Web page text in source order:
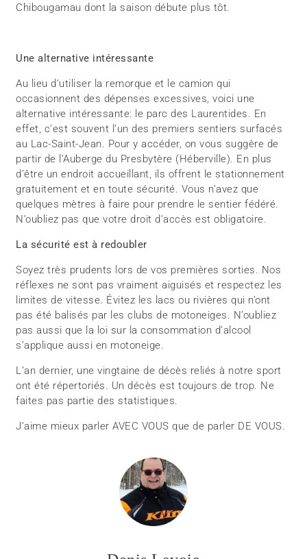
Chibougamau dont la saison débute plus tôt.
Une alternative intéressante
Au lieu d’utiliser la remorque et le camion qui
occasionnent des dépenses excessives, voici une
alternative intéressante: le parc des Laurentides. En
effet, c’est souvent l’un des premiers sentiers surfacés
au Lac-Saint-Jean. Pour y accéder, on vous suggère de
partir de l’Auberge du Presbytère (Héberville). En plus
d’être un endroit accueillant, ils offrent le stationnement
gratuitement et en toute sécurité. Vous n’avez que
quelques mètres à faire pour prendre le sentier fédéré.
N’oubliez pas que votre droit d’accès est obligatoire.
La sécurité est à redoubler
Soyez très prudents lors de vos premières sorties. Nos
réflexes ne sont pas vraiment aiguisés et respectez les
limites de vitesse. Évitez les lacs ou rivières qui n’ont
pas été balisés par les clubs de motoneiges. N’oubliez
pas aussi que la loi sur la consommation d’alcool
s’applique aussi en motoneige.
L’an dernier, une vingtaine de décès reliés à notre sport
ont été répertoriés. Un décès est toujours de trop. Ne
faites pas partie des statistiques.
J’aime mieux parler AVEC VOUS que de parler DE VOUS.